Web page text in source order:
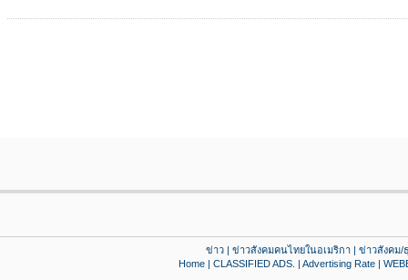
ข่าว| ข่าวสังคมคนไทยในอเมริกา| ข่าวสังคม/
Home| CLASSIFIED ADS. | Advertising Rate|